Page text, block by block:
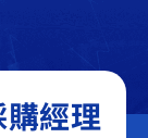
經理